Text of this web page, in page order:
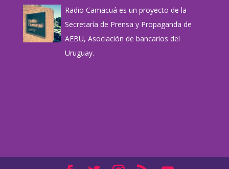
Radio Camacuá es un proyecto de la
Secretaría de Prensa y Propaganda de
AEBU, Asociación de bancarios del
Uruguay.